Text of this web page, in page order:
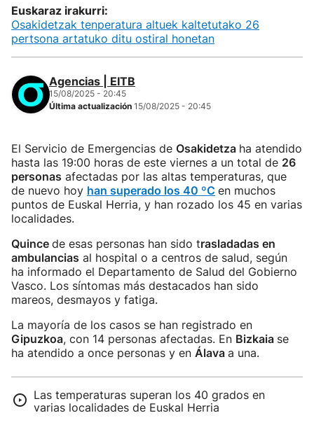
Euskaraz irakurri:
Osakidetzak tenperatura altuek kaltetutako 26
pertsona artatuko ditu ostiral honetan
Agencias | EITB
15/08/2025 - 20:45
Última actualización 15/08/2025 - 20:45
El Servicio de Emergencias de Osakidetza ha atendido
hasta las 19:00 horas de este viernes a un total de 26
personas afectadas por las altas temperaturas, que
de nuevo hoy han superado los 40 ºC en muchos
puntos de Euskal Herria, y han rozado los 45 en varias
localidades.
Quince de esas personas han sido trasladadas en
ambulancias al hospital o a centros de salud, según
ha informado el Departamento de Salud del Gobierno
Vasco. Los síntomas más destacados han sido
mareos, desmayos y fatiga.
La mayoría de los casos se han registrado en
Gipuzkoa, con 14 personas afectadas. En Bizkaia se
ha atendido a once personas y en Álava a una.
Las temperaturas superan los 40 grados en
varias localidades de Euskal Herria